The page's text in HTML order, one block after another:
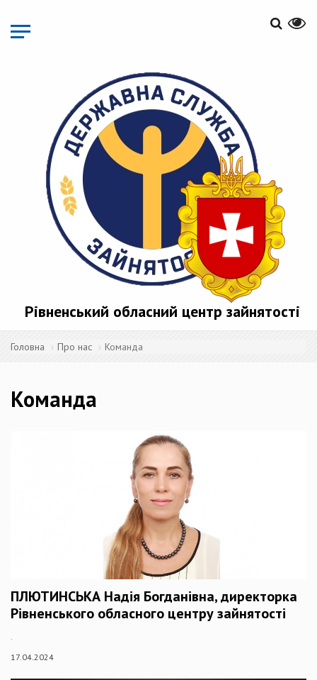
основного
матеріалу
Рівненський обласний центр зайнятості
Головна Про нас Команда
Команда
ПЛЮТИНСЬКА Надія Богданівна, директорка
Рівненського обласного центру зайнятості
.
17.04.2024